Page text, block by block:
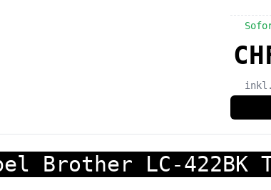
inkl.
Brother LC-422BK